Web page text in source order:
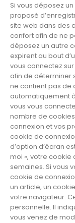
Si vous déposez
proposé
site web dans des
confort afin de ne
déposez un autre
expirent au bout
vous connectez
afin de déterminer
ne contient pas de
automatiquement
vous vous
nombre de
connexion et vos
cookie de
d’option d’écran
moi », votre
semaines. Si vous
cookie de
un article, un
votre navigateur.
personnelle. Il
vous venez de